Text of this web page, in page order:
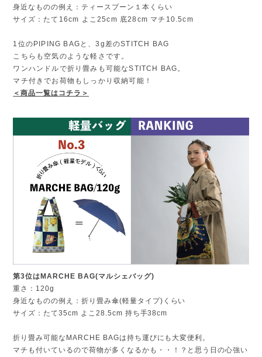
身近なものの例え：ティースプーン１本くらい
サイズ：たて16cm よこ25cm 底28cm マチ10.5cm
1位のPIPING BAGと、3g差のSTITCH BAG
こちらも空気のような軽さです。
ワンハンドルで折り畳みも可能なSTITCH BAG。
マチ付きでお荷物もしっかり収納可能！
＜商品一覧はコチラ＞
第3位はMARCHE BAG(マルシェバッグ)
重さ：120g
身近なものの例え：折り畳み傘(軽量タイプ)くらい
サイズ：たて35cm よこ28.5cm 持ち手38cm
折り畳み可能なMARCHE BAGは持ち運びにも大変便利。
マチも付いているので荷物が多くなるかも・・！？と思う日の心強い